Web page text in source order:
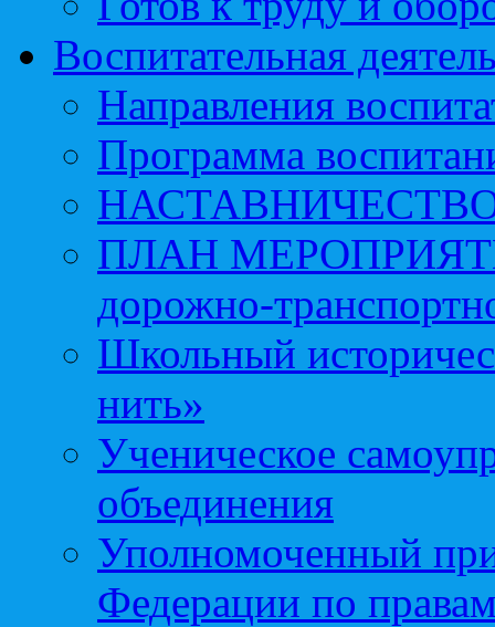
Воспитательная
Направления
Программа
ПЛАН МЕРОПРИЯТИЙ
дорожно-
Школьный
нить»
Ученическое
объединения
Уполномоченный
Федерации по